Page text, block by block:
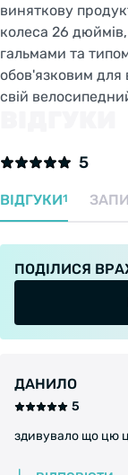
виняткову
колеса 26
гальмами та
обов'язковим для
свій
5
ВІДГУКИ1
ПОДІЛИСЯ
ДАНИЛО
5
здивувало що цю